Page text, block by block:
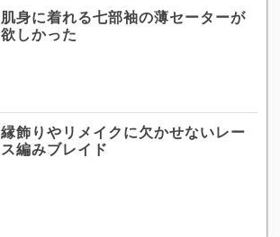
肌身に着れる七部袖の薄セーターが
欲しかった
縁飾りやリメイクに欠かせないレー
ス編みブレイド